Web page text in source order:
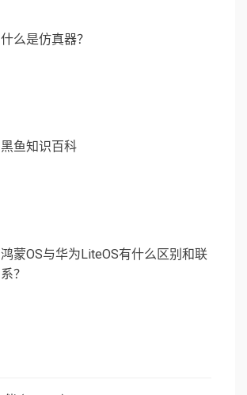
什么是仿真器？
黑鱼知识百科
鸿蒙OS与华为LiteOS有什么区别和联
系？